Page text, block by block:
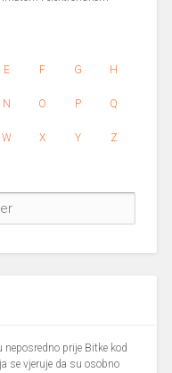
E F G H
N O P Q
W X Y Z
neposredno prije Bitke kod
se vjeruje da su osobno